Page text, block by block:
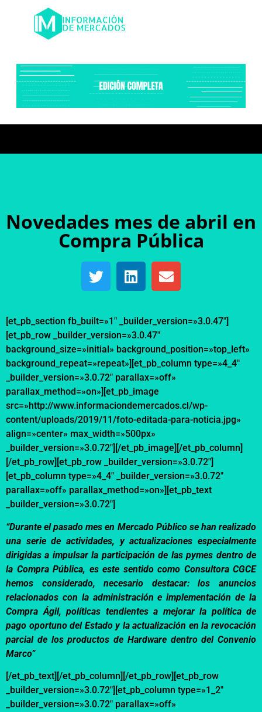
Novedades mes de abril en
Compra Pública
[et_pb_section fb_built=»1″ _builder_version=»3.0.47″]
[et_pb_row _builder_version=»3.0.47″
background_size=»initial» background_position=»top_left»
background_repeat=»repeat»][et_pb_column type=»4_4″
_builder_version=»3.0.72″ parallax=»off»
parallax_method=»on»][et_pb_image
src=»http://www.informaciondemercados.cl/wp-
content/uploads/2019/11/foto-editada-para-noticia.jpg»
align=»center» max_width=»500px»
_builder_version=»3.0.72″][/et_pb_image][/et_pb_column]
[/et_pb_row][et_pb_row _builder_version=»3.0.72″]
[et_pb_column type=»4_4″ _builder_version=»3.0.72″
parallax=»off» parallax_method=»on»][et_pb_text
_builder_version=»3.0.72″]
“Durante el pasado mes en Mercado Público se han realizado
una serie de actividades, y actualizaciones especialmente
dirigidas a impulsar la participación de las pymes dentro de
la Compra Pública, es este sentido como Consultora CGCE
hemos considerado,necesario destacar:los anuncios
relacionados con la administración eimplementación de la
Compra Ágil, políticas tendientes a mejorar la políticade
pago oportuno del Estado y la actualización en la revocación
parcial de los productos de Hardware dentro del Convenio
Marco”
[/et_pb_text][/et_pb_column][/et_pb_row][et_pb_row
_builder_version=»3.0.72″][et_pb_column type=»1_2″
_builder_version=»3.0.72″ parallax=»off»